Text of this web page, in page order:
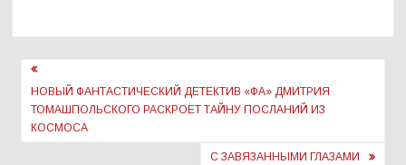
Навигация
по
записям
НОВЫЙ ФАНТАСТИЧЕСКИЙ ДЕТЕКТИВ «ФА» ДМИТРИЯ
ТОМАШПОЛЬСКОГО РАСКРОЕТ ТАЙНУ ПОСЛАНИЙ ИЗ
КОСМОСА
С ЗАВЯЗАННЫМИ ГЛАЗАМИ